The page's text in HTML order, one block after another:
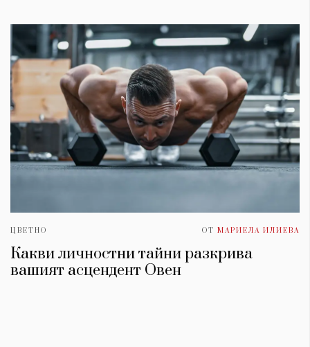
ЦВЕТНО ОТ МАРИЕЛА ИЛИЕВА
Какви личностни тайни разкрива
вашият асцендент Овен